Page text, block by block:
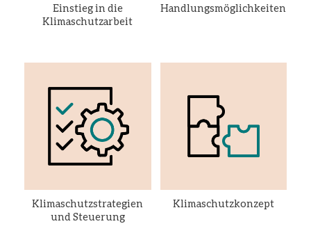
Einstieg in die
Klimaschutzarbeit
Handlungsmöglichkeiten
Klimaschutzstrategien
und Steuerung
Klimaschutzkonzept